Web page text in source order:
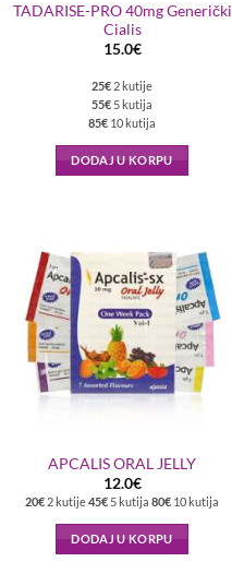
TADARISE-PRO 40mg Generički
Cialis
15.0€
25€ 2 kutije
55€ 5 kutija
85€ 10 kutija
DODAJ U KORPU
APCALIS ORAL JELLY
12.0€
20€ 2 kutije45€ 5 kutija 80€ 10 kutija
DODAJ U KORPU